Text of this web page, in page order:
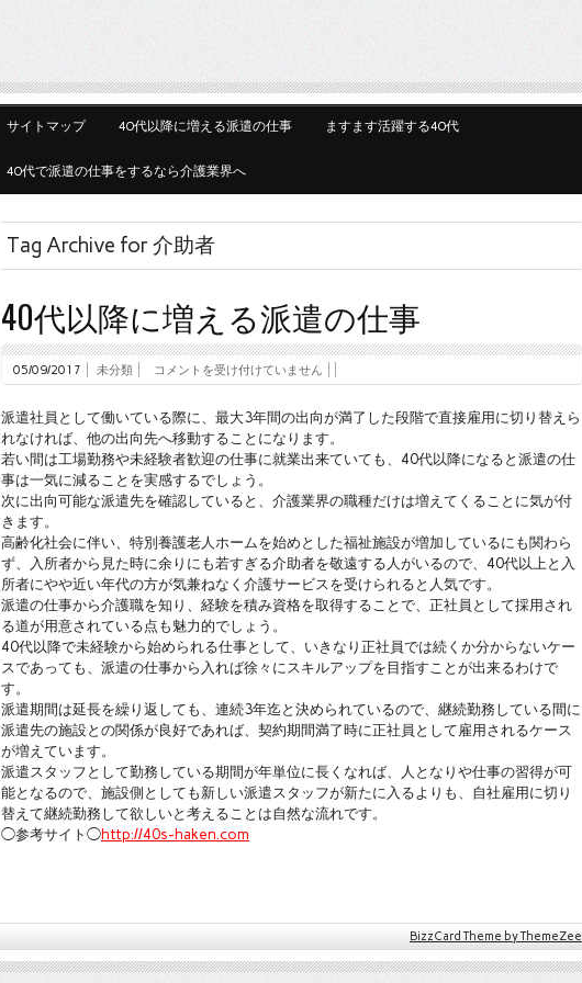
サイトマップ 40代以降に増える派遣の仕事 ますます活躍する40代
40代で派遣の仕事をするなら介護業界へ
Tag Archive for 介助者
40代以降に増える派遣の仕事
05/09/2017 未分類 コメントを受け付けていません
派遣社員として働いている際に、最大3年間の出向が満了した段階で直接雇用に切り替えら
れなければ、他の出向先へ移動することになります。
若い間は工場勤務や未経験者歓迎の仕事に就業出来ていても、40代以降になると派遣の仕
事は一気に減ることを実感するでしょう。
次に出向可能な派遣先を確認していると、介護業界の職種だけは増えてくることに気が付
きます。
高齢化社会に伴い、特別養護老人ホームを始めとした福祉施設が増加しているにも関わら
ず、入所者から見た時に余りにも若すぎる介助者を敬遠する人がいるので、40代以上と入
所者にやや近い年代の方が気兼ねなく介護サービスを受けられると人気です。
派遣の仕事から介護職を知り、経験を積み資格を取得することで、正社員として採用され
る道が用意されている点も魅力的でしょう。
40代以降で未経験から始められる仕事として、いきなり正社員では続くか分からないケー
スであっても、派遣の仕事から入れば徐々にスキルアップを目指すことが出来るわけで
す。
派遣期間は延長を繰り返しても、連続3年迄と決められているので、継続勤務している間に
派遣先の施設との関係が良好であれば、契約期間満了時に正社員として雇用されるケース
が増えています。
派遣スタッフとして勤務している期間が年単位に長くなれば、人となりや仕事の習得が可
能となるので、施設側としても新しい派遣スタッフが新たに入るよりも、自社雇用に切り
替えて継続勤務して欲しいと考えることは自然な流れです。
◯参考サイト◯http://40s-haken.com
BizzCard Theme by ThemeZee